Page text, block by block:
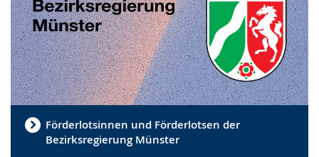
Förderlotsinnen und Förderlotsen der
Bezirksregierung Münster